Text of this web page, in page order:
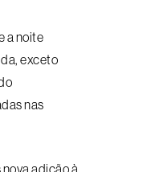
a noite
exceto
nas
nova adição à